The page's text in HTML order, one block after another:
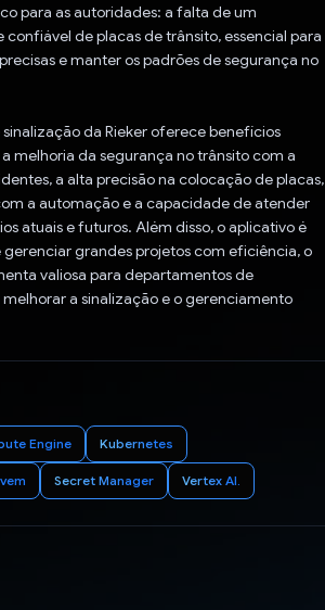
para as autoridades: a falta de um
de placas de trânsito, essencial para
e manter os padrões de segurança no
da Rieker oferece benefícios
melhoria da segurança no trânsito com a
a alta precisão na colocação de placas,
a automação e a capacidade de atender
atuais e futuros. Além disso, o aplicativo é
grandes projetos com eficiência, o
valiosa para departamentos de
a sinalização e o gerenciamento
Engine Kubernetes
Secret Manager Vertex AI.